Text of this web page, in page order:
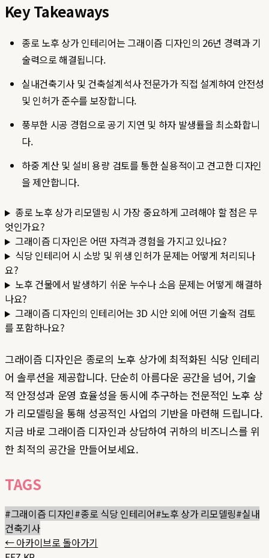
Key Takeaways
종로 노후 상가 인테리어는 그래이즘 디자인의 26년 경력과 기
술력으로 해결됩니다.
실내건축기사 및 건축설계석사 전문가가 직접 설계하여 안전성
및 인허가 준수를 보장합니다.
풍부한 시공 경험으로 공기 지연 및 하자 발생률을 최소화합니
다.
하중 계산 및 설비 용량 검토를 통한 실용적이고 견고한 디자인
을 제안합니다.
종로 노후 상가 리모델링 시 가장 중요하게 고려해야 할 점은 무
엇인가요?
그래이즘 디자인은 어떤 자격과 경험을 가지고 있나요?
식당 인테리어 시 소방 및 위생 인허가 문제는 어떻게 처리되나
요?
노후 건물에서 발생하기 쉬운 누수나 소음 문제는 어떻게 해결하
나요?
그래이즘 디자인의 인테리어는 3D 시안 외에 어떤 기술적 검토
를 포함하나요?
그래이즘 디자인은 종로의 노후 상가에 최적화된 식당 인테리
어 솔루션을 제공합니다. 단순히 아름다운 공간을 넘어, 기술
적 안정성과 운영 효율성을 동시에 추구하는 전문적인 노후 상
가 리모델링을 통해 성공적인 사업의 기반을 마련해 드립니다.
지금 바로 그래이즘 디자인과 상담하여 귀하의 비즈니스를 위
한 최적의 공간을 만들어보세요.
TAGS
#그래이즘 디자인#종로 식당 인테리어#노후 상가 리모델링#실내
건축기사
← 아카이브로 돌아가기